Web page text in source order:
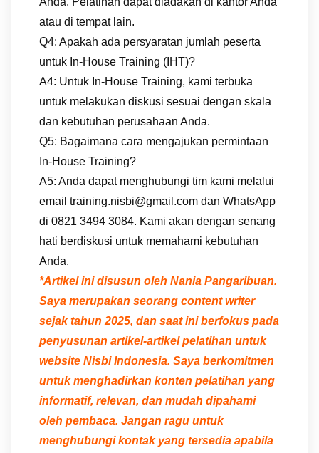
atau di tempat lain.
Q4: Apakah ada persyaratan jumlah peserta
untuk In-House Training (IHT)?
A4: Untuk In-House Training, kami terbuka
untuk melakukan diskusi sesuai dengan skala
dan kebutuhan perusahaan Anda.
Q5: Bagaimana cara mengajukan permintaan
In-House Training?
A5: Anda dapat menghubungi tim kami melalui
email training.nisbi@gmail.com dan WhatsApp
di 0821 3494 3084. Kami akan dengan senang
hati berdiskusi untuk memahami kebutuhan
Anda.
*Artikel ini disusun oleh Nania Pangaribuan.
Saya merupakan seorang content writer
sejak tahun 2025, dan saat ini berfokus pada
penyusunan artikel-artikel pelatihan untuk
website Nisbi Indonesia. Saya berkomitmen
untuk menghadirkan konten pelatihan yang
informatif, relevan, dan mudah dipahami
oleh pembaca. Jangan ragu untuk
menghubungi kontak yang tersedia apabila